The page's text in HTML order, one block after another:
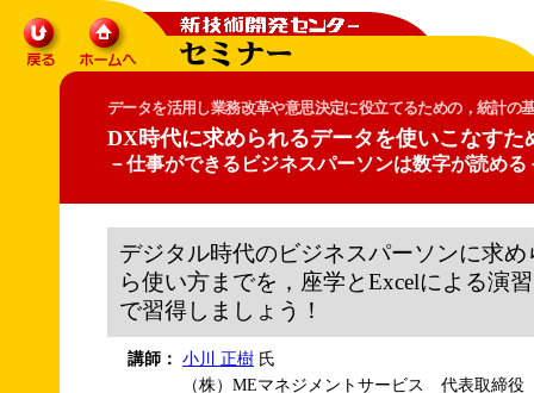
データを活用し業務改革や意思決定に役立てるための，統計の
DX時代に求められるデータを使いこなすた
－仕事ができるビジネスパーソンは数字が読める
デジタル時代のビジネスパーソンに求
ら使い方までを，座学とExcelによる演
で習得しましょう！
講師： 小川 正樹 氏
（株）MEマネジメントサービス 代表取締役